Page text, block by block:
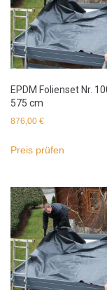
EPDM Folienset Nr.
575 cm
876,00 €
Preis prüfen